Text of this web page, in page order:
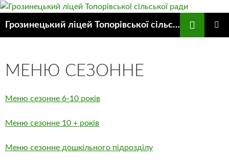
Грозинецький ліцей Топорівської сільської ради
МЕНЮ СЕЗОННЕ
Меню сезонне 6-10 років
Меню сезонне 10 + років
Меню сезонне дошкільного підрозділу